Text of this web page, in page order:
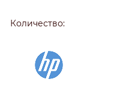
Количество: